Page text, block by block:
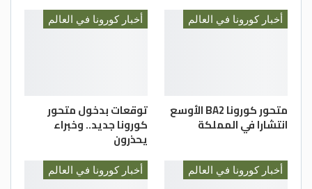
أخبار كورونا في العالم
متحور كورونا BA2 الأوسع
انتشارا في المملكة
أخبار كورونا في العالم
توقعات بدخول متحور
كورونا جديد.. وخبراء
يحذرون
أخبار كورونا في العالم أخبار كورونا في العالم